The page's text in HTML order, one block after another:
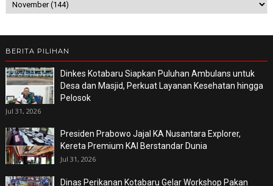
BERITA PILIHAN
Dinkes Kotabaru Siapkan Puluhan Ambulans untuk
Desa dan Masjid, Perkuat Layanan Kesehatan hingga
Pelosok
Jul 31, 2026
Presiden Prabowo Jajal KA Nusantara Explorer,
Kereta Premium KAI Berstandar Dunia
Jul 31, 2026
Dinas Perikanan Kotabaru Gelar Workshop Pakan